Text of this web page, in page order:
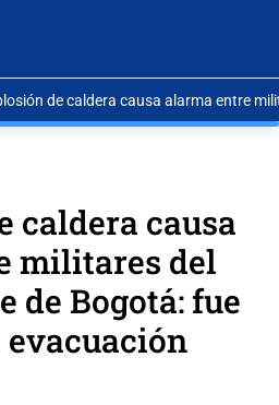
de caldera causa alarma entre
caldera causa
militares del
de Bogotá: fue